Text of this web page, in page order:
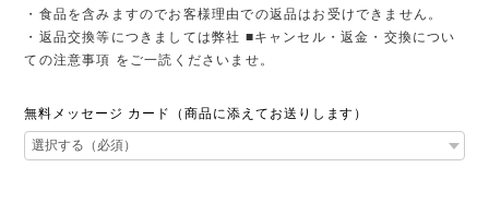
・食品を含みますのでお客様理由での返品はお受けできません。
・返品交換等につきましては弊社 ■キャンセル・返金・交換につい
ての注意事項 をご一読くださいませ。
無料メッセージ カード（商品に添えてお送りします）